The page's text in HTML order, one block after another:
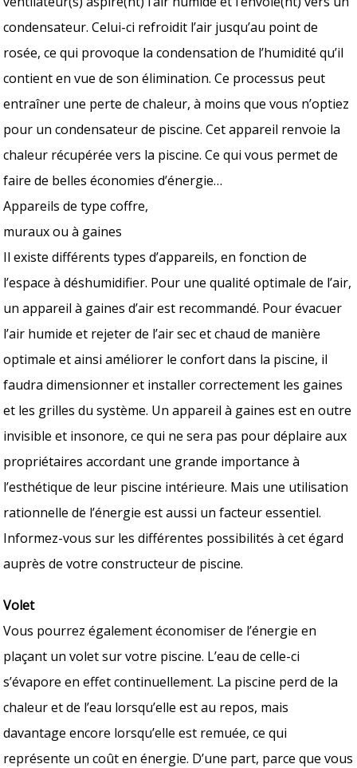
condensateur. Celui-ci refroidit l’air jusqu’au point de
rosée, ce qui provoque la condensation de l’humidité qu’il
contient en vue de son élimination. Ce processus peut
entraîner une perte de chaleur, à moins que vous n’optiez
pour un condensateur de piscine. Cet appareil renvoie la
chaleur récupérée vers la piscine. Ce qui vous permet de
faire de belles économies d’énergie…
Appareils de type coffre,
muraux ou à gaines
Il existe différents types d’appareils, en fonction de
l’espace à déshumidifier. Pour une qualité optimale de l’air,
un appareil à gaines d’air est recommandé. Pour évacuer
l’air humide et rejeter de l’air sec et chaud de manière
optimale et ainsi améliorer le confort dans la piscine, il
faudra dimensionner et installer correctement les gaines
et les grilles du système. Un appareil à gaines est en outre
invisible et insonore, ce qui ne sera pas pour déplaire aux
propriétaires accordant une grande importance à
l’esthétique de leur piscine intérieure. Mais une utilisation
rationnelle de l’énergie est aussi un facteur essentiel.
Informez-vous sur les différentes possibilités à cet égard
auprès de votre constructeur de piscine.
Volet
Vous pourrez également économiser de l’énergie en
plaçant un volet sur votre piscine. L’eau de celle-ci
s’évapore en effet continuellement. La piscine perd de la
chaleur et de l’eau lorsqu’elle est au repos, mais
davantage encore lorsqu’elle est remuée, ce qui
représente un coût en énergie. D’une part, parce que vous